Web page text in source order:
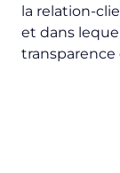
la relation-
et dans
transparence